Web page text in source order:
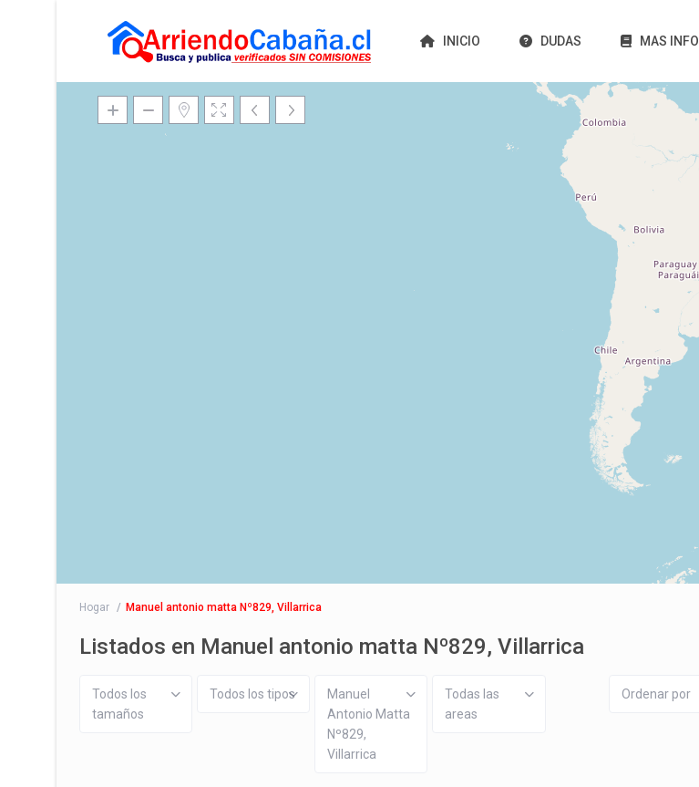
INICIO DUDAS MAS INFO
Cargando mapas
Hogar Manuel antonio matta Nº829, Villarrica
Listados en Manuel antonio matta Nº829, Villarrica
Todos los
tamaños
Todos los tipos
Manuel
Antonio Matta
Nº829,
Villarrica
Todas las
areas
Ordenar por